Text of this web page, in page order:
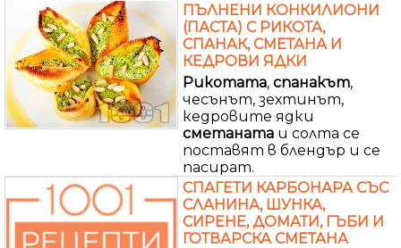
ПЪЛНЕНИ КОНКИЛИОНИ
(ПАСТА) С РИКОТА,
СПАНАК, СМЕТАНА И
КЕДРОВИ ЯДКИ
Рикотата, спанакът,
чесънът, зехтинът,
кедровите ядки
сметаната и солта се
поставят в блендър и се
пасират.
СПАГЕТИ КАРБОНАРА СЪС
СЛАНИНА, ШУНКА,
СИРЕНЕ, ДОМАТИ, ГЪБИ И
ГОТВАРСКА СМЕТАНА